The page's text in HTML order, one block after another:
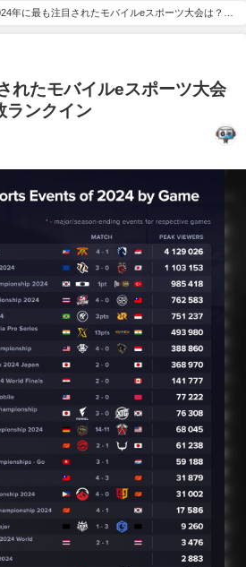
年に最も注目されたモバイルeスポーツ大会は？
れたモバイルeスポーツ大会
ンクイン